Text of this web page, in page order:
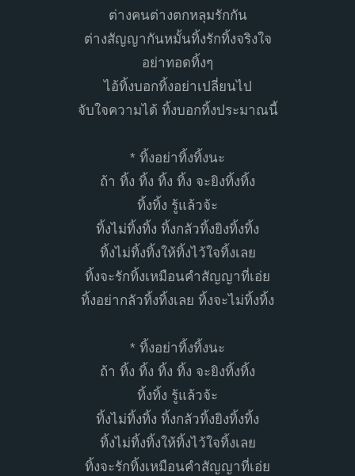
ต่างคนต่างตกหลุมรักกัน
ต่างสัญญากันหมั้นทิ้งรักทิ้งจริงใจ
อย่าทอดทิ้งๆ
ไอ้ทิ้งบอกทิ้งอย่าเปลี่ยนไป
จับใจความได้ ทิ้งบอกทิ้งประมาณนี้
* ทิ้งอย่าทิ้งทิ้งนะ
ถ้า ทิ้ง ทิ้ง ทิ้ง ทิ้ง จะยิงทิ้งทิ้ง
ทิ้งทิ้ง รู้แล้วจ้ะ
ทิ้งไม่ทิ้งทิ้ง ทิ้งกลัวทิ้งยิงทิ้งทิ้ง
ทิ้งไม่ทิ้งทิ้งให้ทิ้งไว้ใจทิ้งเลย
ทิ้งจะรักทิ้งเหมือนคําสัญญาที่เอ่ย
ทิ้งอย่ากลัวทิ้งทิ้งเลย ทิ้งจะไม่ทิ้งทิ้ง
* ทิ้งอย่าทิ้งทิ้งนะ
ถ้า ทิ้ง ทิ้ง ทิ้ง ทิ้ง จะยิงทิ้งทิ้ง
ทิ้งทิ้ง รู้แล้วจ้ะ
ทิ้งไม่ทิ้งทิ้ง ทิ้งกลัวทิ้งยิงทิ้งทิ้ง
ทิ้งไม่ทิ้งทิ้งให้ทิ้งไว้ใจทิ้งเลย
ทิ้งจะรักทิ้งเหมือนคําสัญญาที่เอ่ย